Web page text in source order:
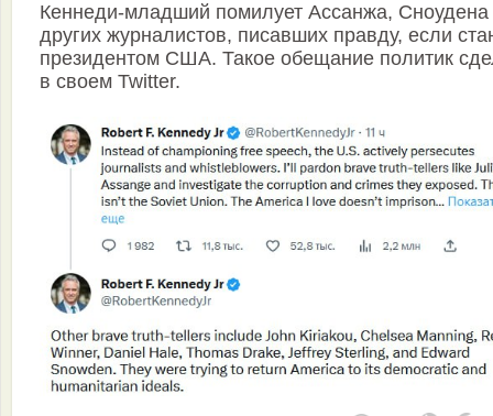
Кеннеди-младший помилует Ассанжа, Сноудена
других журналистов, писавших правду, если
президентом США. Такое обещание политик
в своем Twitter.